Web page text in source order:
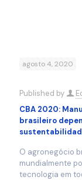
agosto 4, 2020
Published by
CBA 2020:
brasileiro
O agronegócio
mundialmente
tecnologia em